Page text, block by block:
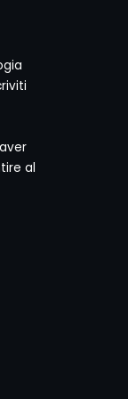
al